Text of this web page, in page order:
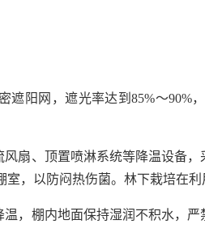
遮阳网，遮光率达到85%～
扇、顶置喷淋系统等降温设备
，以防闷热伤菌。林下栽培在
，棚内地面保持湿润不积水，